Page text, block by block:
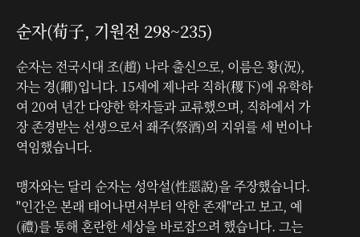
순자(荀子, 기원전 298~235)
순자는 전국시대 조(趙) 나라 출신으로, 이름은 황(況),
자는 경(卿)입니다. 15세에 제나라 직하(稷下)에 유학하
여 20여 년간 다양한 학자들과 교류했으며, 직하에서 가
장 존경받는 선생으로서 좨주(祭酒)의 지위를 세 번이나
역임했습니다.
맹자와는 달리 순자는 성악설(性惡說)을 주장했습니다.
"인간은 본래 태어나면서부터 악한 존재"라고 보고, 예
(禮)를 통해 혼란한 세상을 바로잡으려 했습니다. 그는